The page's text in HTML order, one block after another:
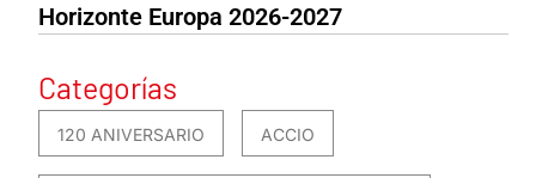
Horizonte Europa 2026-2027
Categorías
120 ANIVERSARIO ACCIO